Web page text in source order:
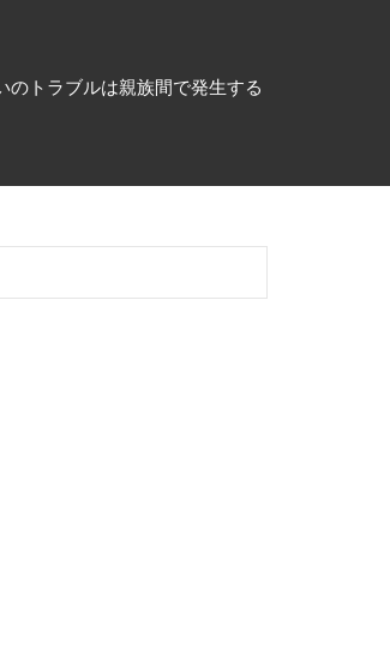
のトラブルは親族間で発生する